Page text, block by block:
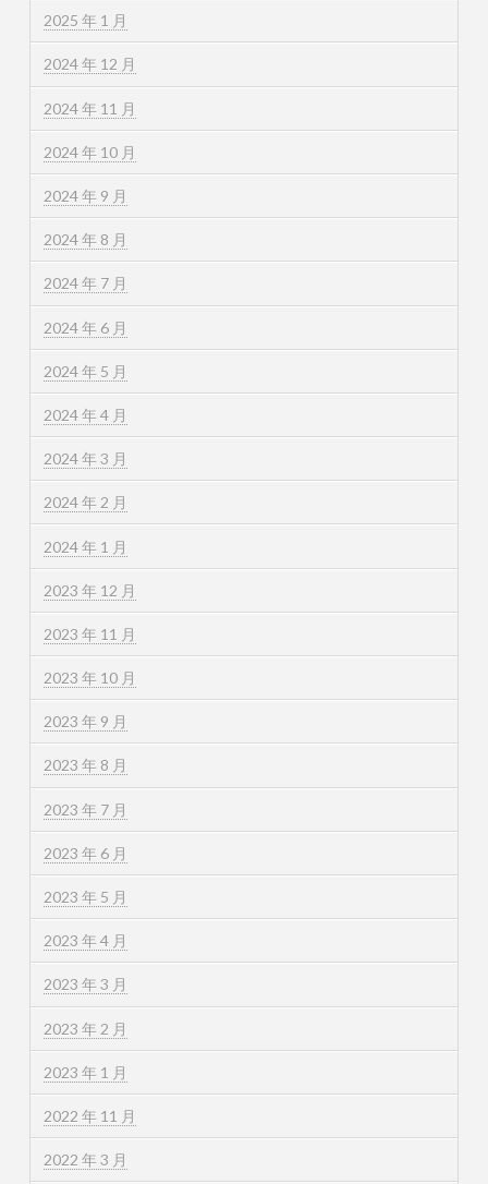
2025 年 1 月
2024 年 12 月
2024 年 11 月
2024 年 10 月
2024 年 9 月
2024 年 8 月
2024 年 7 月
2024 年 6 月
2024 年 5 月
2024 年 4 月
2024 年 3 月
2024 年 2 月
2024 年 1 月
2023 年 12 月
2023 年 11 月
2023 年 10 月
2023 年 9 月
2023 年 8 月
2023 年 7 月
2023 年 6 月
2023 年 5 月
2023 年 4 月
2023 年 3 月
2023 年 2 月
2023 年 1 月
2022 年 11 月
2022 年 3 月